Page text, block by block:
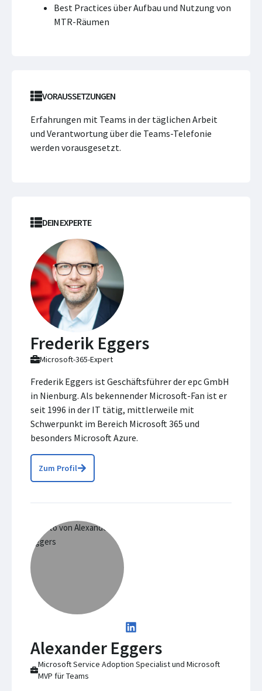
Best Practices über Aufbau und Nutzung von
MTR-Räumen
VORAUSSETZUNGEN
Erfahrungen mit Teams in der täglichen Arbeit
und Verantwortung über die Teams-Telefonie
werden vorausgesetzt.
DEIN EXPERTE
Frederik Eggers
Microsoft-365-Expert
Frederik Eggers ist Geschäftsführer der epc GmbH
in Nienburg. Als bekennender Microsoft-Fan ist er
seit 1996 in der IT tätig, mittlerweile mit
Schwerpunkt im Bereich Microsoft 365 und
besonders Microsoft Azure.
Zum Profil
Alexander Eggers
Microsoft Service Adoption Specialist und Microsoft
MVP für Teams